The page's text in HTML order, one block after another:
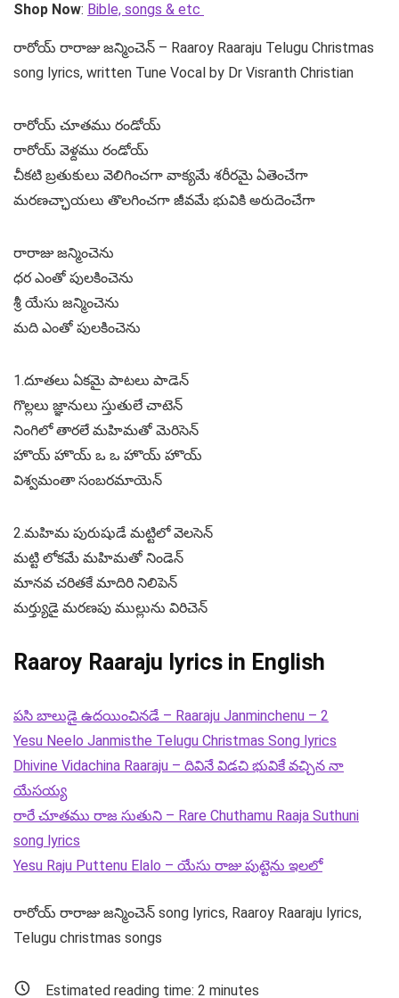
Shop Now: Bible, songs & etc
రారోయ్ రారాజు జన్మించెన్ – Raaroy Raaraju Telugu Christmas
song lyrics, written Tune Vocal by Dr Visranth Christian
రారోయ్ చూతము రండోయ్
రారోయ్ వెళ్దము రండోయ్
చీకటి బ్రతుకులు వెలిగించగా వాక్యమే శరీరమై ఏతెంచేగా
మరణచ్ఛాయలు తొలగించగా జీవమే భువికి అరుదెంచేగా
రారాజు జన్మించెను
ధర ఎంతో పులకించెను
శ్రీ యేసు జన్మించెను
మది ఎంతో పులకించెను
1.దూతలు ఏకమై పాటలు పాడెన్
గొల్లలు జ్ఞానులు స్తుతులే చాటెన్
నింగిలో తారలే మహిమతో మెరిసెన్
హొయ్ హొయ్ ఒ ఒ హొయ్ హొయ్
విశ్వమంతా సంబరమాయెన్
2.మహిమ పురుషుడే మట్టిలో వెలసెన్
మట్టి లోకమే మహిమతో నిండెన్
మానవ చరితకే మాదిరి నిలిపెన్
మర్త్యుడై మరణపు ముల్లును విరిచెన్
Raaroy Raaraju lyrics in English
పసి బాలుడై ఉదయించినడే – Raaraju Janminchenu – 2
Yesu Neelo Janmisthe Telugu Christmas Song lyrics
Dhivine Vidachina Raaraju – దివినే విడచి భువికే వచ్చిన నా
యేసయ్య
రారే చూతము రాజ సుతుని – Rare Chuthamu Raaja Suthuni
song lyrics
Yesu Raju Puttenu Elalo – యేసు రాజు పుట్టెను ఇలలో
రారోయ్ రారాజు జన్మించెన్ song lyrics, Raaroy Raaraju lyrics,
Telugu christmas songs
Estimated reading time: 2 minutes